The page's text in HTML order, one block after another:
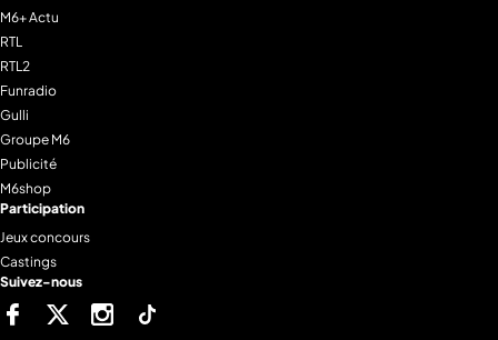
M6+ Actu
RTL
RTL2
Funradio
Gulli
Groupe M6
Publicité
M6shop
Participation
Jeux concours
Castings
Suivez-nous
FacebookTwitter Instagram